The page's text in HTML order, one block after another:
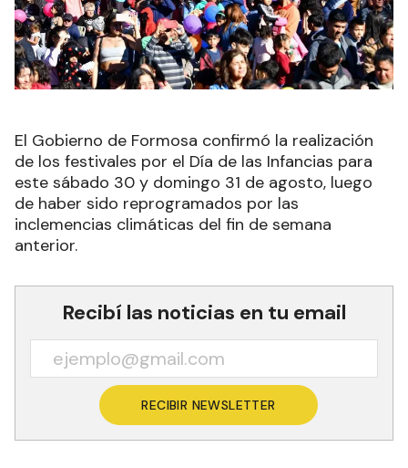
El Gobierno de Formosa confirmó la realización
de los festivales por el Día de las Infancias para
este sábado 30 y domingo 31 de agosto, luego
de haber sido reprogramados por las
inclemencias climáticas del fin de semana
anterior.
Recibí las noticias en tu email
RECIBIR NEWSLETTER